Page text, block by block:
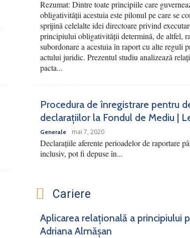
Rezumat: Dintre toate principiile care
obligativității acestuia este pilonul pe care se
sprijină celelalte idei directoare privind
principiului obligativității determină, de altfel,
subordonare a acestuia în raport cu alte reguli
actului juridic. Prezentul studiu analizează
pacta...
Procedura de înregistrare pentru
declarațiilor la Fondul de Mediu |
Generale mai 7, 2020
Declarațiile aferente perioadelor de raportare
inclusiv, pot fi depuse în...
Cariere
Aplicarea relațională a principiului
Adriana Almășan